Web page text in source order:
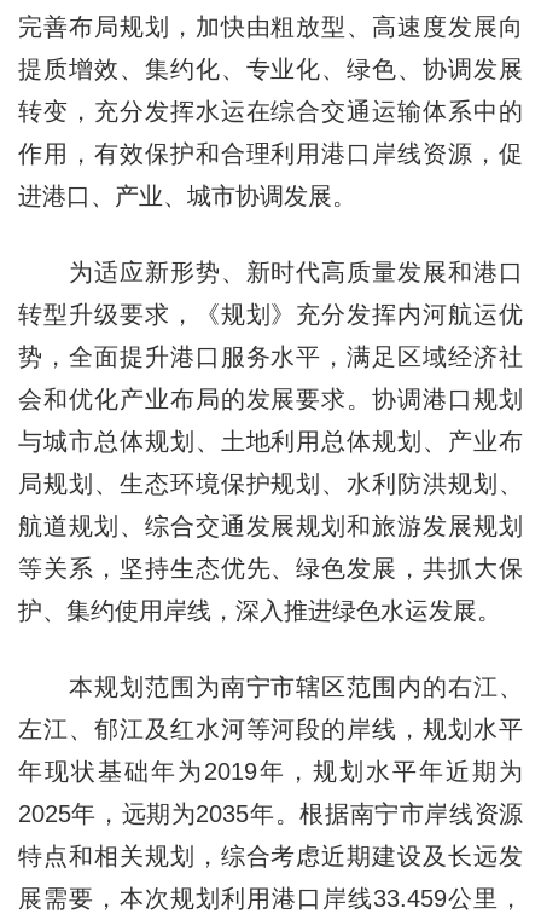
完善布局规划，加快由粗放型、高速度发展向
提质增效、集约化、专业化、绿色、协调发展
转变，充分发挥水运在综合交通运输体系中的
作用，有效保护和合理利用港口岸线资源，促
进港口、产业、城市协调发展。
为适应新形势、新时代高质量发展和港口
转型升级要求，《规划》充分发挥内河航运优
势，全面提升港口服务水平，满足区域经济社
会和优化产业布局的发展要求。协调港口规划
与城市总体规划、土地利用总体规划、产业布
局规划、生态环境保护规划、水利防洪规划、
航道规划、综合交通发展规划和旅游发展规划
等关系，坚持生态优先、绿色发展，共抓大保
护、集约使用岸线，深入推进绿色水运发展。
本规划范围为南宁市辖区范围内的右江、
左江、郁江及红水河等河段的岸线，规划水平
年现状基础年为2019年，规划水平年近期为
2025年，远期为2035年。根据南宁市岸线资源
特点和相关规划，综合考虑近期建设及长远发
展需要，本次规划利用港口岸线33.459公里，